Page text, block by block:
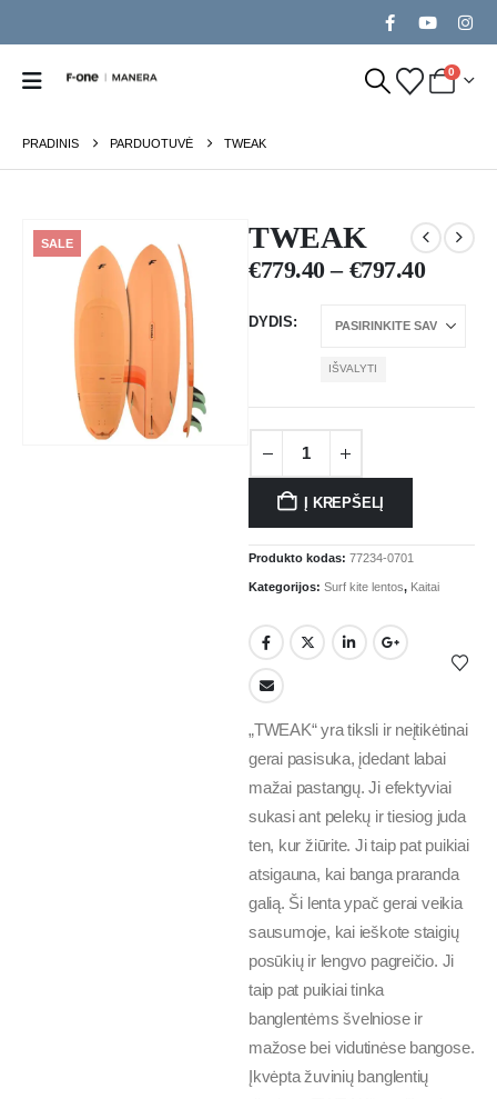
0
PRADINIS PARDUOTUVĖ TWEAK
SALE TWEAK
€779.40 – €797.40
DYDIS
IŠVALYTI
Į KREPŠELĮ
Produkto kodas: 77234-0701
Kategorijos: Surf kite lentos, Kaitai
„TWEAK“ yra tiksli ir neįtikėtinai
gerai pasisuka, įdedant labai
mažai pastangų. Ji efektyviai
sukasi ant pelekų ir tiesiog juda
ten, kur žiūrite. Ji taip pat puikiai
atsigauna, kai banga praranda
galią. Ši lenta ypač gerai veikia
sausumoje, kai ieškote staigių
posūkių ir lengvo pagreičio. Ji
taip pat puikiai tinka
banglentėms švelniose ir
mažose bei vidutinėse bangose.
Įkvėpta žuvinių banglentių